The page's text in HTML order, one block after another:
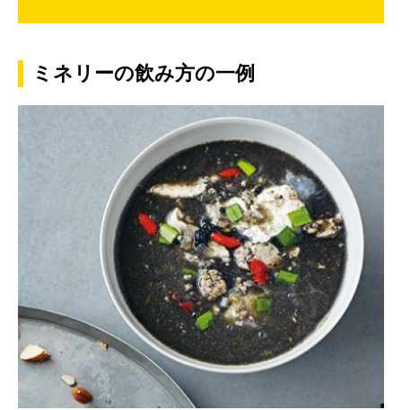
ミネリーの飲み方の一例